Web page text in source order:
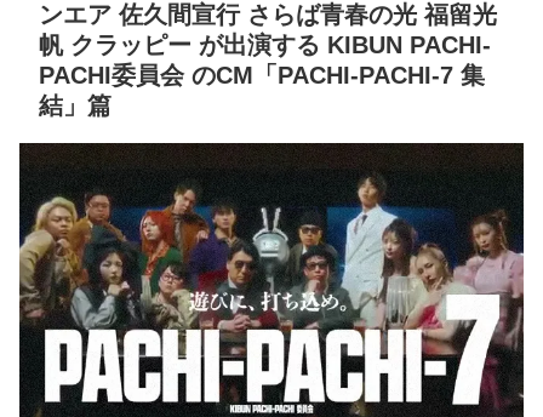
ンエア 佐久間宣行 さらば青春の光 福留光
帆 クラッピー が出演する KIBUN PACHI-
PACHI委員会 のCM「PACHI-PACHI-7 集
結」篇